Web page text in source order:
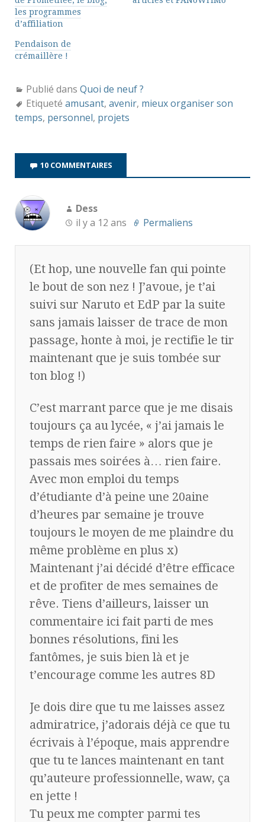
les programmes
d’affiliation
Pendaison de
crémaillère !
Publié dans Quoi de neuf ?
Etiqueté amusant, avenir, mieux organiser son
temps, personnel, projets
10 COMMENTAIRES
Dess
il y a 12 ans
Permaliens
(Et hop, une nouvelle fan qui pointe
le bout de son nez ! J’avoue, je t’ai
suivi sur Naruto et EdP par la suite
sans jamais laisser de trace de mon
passage, honte à moi, je rectifie le tir
maintenant que je suis tombée sur
ton blog !)
C’est marrant parce que je me disais
toujours ça au lycée, « j’ai jamais le
temps de rien faire » alors que je
passais mes soirées à… rien faire.
Avec mon emploi du temps
d’étudiante d’à peine une 20aine
d’heures par semaine je trouve
toujours le moyen de me plaindre du
même problème en plus x)
Maintenant j’ai décidé d’être efficace
et de profiter de mes semaines de
rêve. Tiens d’ailleurs, laisser un
commentaire ici fait parti de mes
bonnes résolutions, fini les
fantômes, je suis bien là et je
t’encourage comme les autres 8D
Je dois dire que tu me laisses assez
admiratrice, j’adorais déjà ce que tu
écrivais à l’époque, mais apprendre
que tu te lances maintenant en tant
qu’auteure professionnelle, waw, ça
en jette !
Tu peux me compter parmi tes